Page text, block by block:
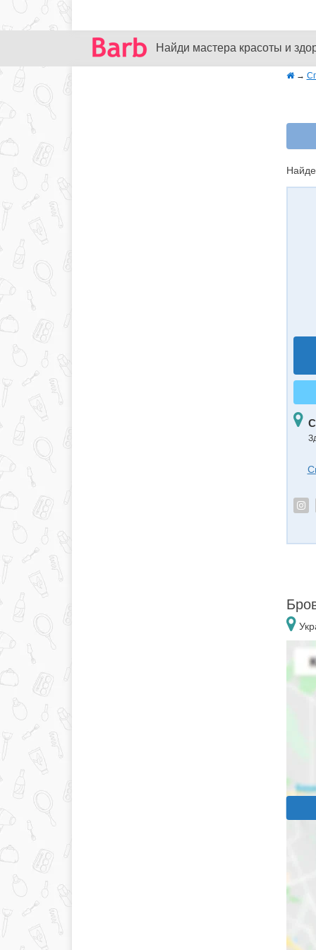
Найди мастера красоты и
→